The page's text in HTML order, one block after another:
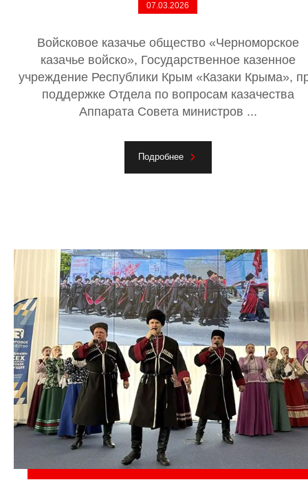
07.03.2026
Войсковое казачье общество «Черноморское
казачье войско», Государственное казенное
учреждение Республики Крым «Казаки Крыма»,
поддержке Отдела по вопросам казачества
Аппарата Совета министров ...
Подробнее